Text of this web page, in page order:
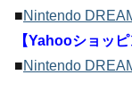
■Nintendo
【Yahooショッピ
■Nintendo